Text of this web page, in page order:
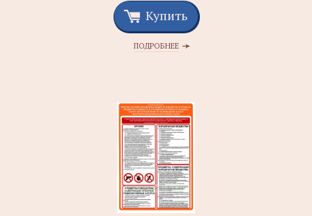
Купить
ПОДРОБНЕЕ